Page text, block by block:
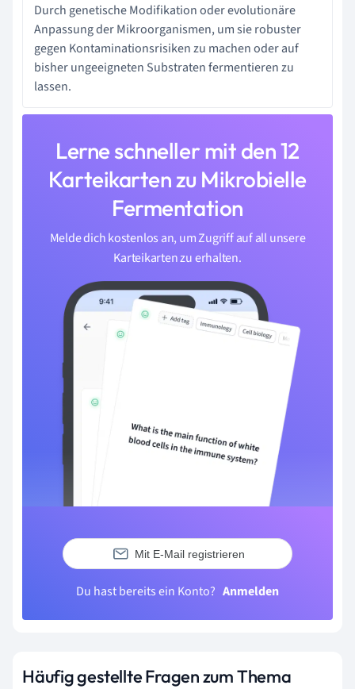
Durch genetische Modifikation oder evolutionäre
Anpassung der Mikroorganismen, um sie robuster
gegen Kontaminationsrisiken zu machen oder auf
bisher ungeeigneten Substraten fermentieren zu
lassen.
Lerne schneller mit den 12
Karteikarten zu Mikrobielle
Fermentation
Melde dich kostenlos an, um Zugriff auf all unsere
Karteikarten zu erhalten.
Mit E-Mail registrieren
Du hast bereits ein Konto? Anmelden
Häufig gestellte Fragen zum Thema